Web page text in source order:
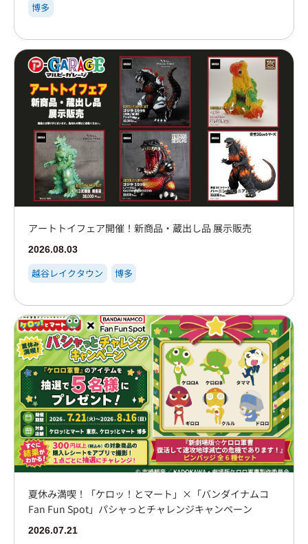
博多
アートトイフェア開催！新商品・蔵出し品 展示販売
2026.08.03
越谷レイクタウン 博多
夏休み満喫！「ケロッ！とマート」×「バンダイナムコ
Fan Fun Spot」パシャっとチャレンジキャンペーン
2026.07.21